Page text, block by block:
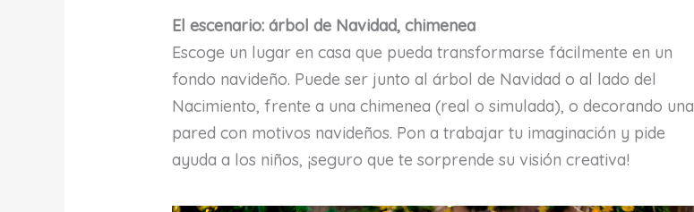
El escenario: árbol de Navidad, chimenea
Escoge un lugar en casa que pueda transformarse fácilmente en un
fondo navideño. Puede ser junto al árbol de Navidad o al lado del
Nacimiento, frente a una chimenea (real o simulada), o decorando una
pared con motivos navideños. Pon a trabajar tu imaginación y pide
ayuda a los niños, ¡seguro que te sorprende su visión creativa!